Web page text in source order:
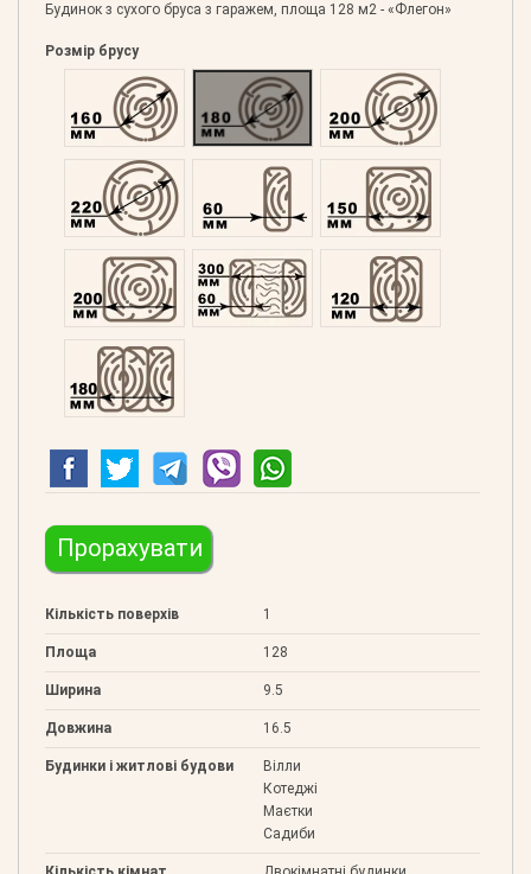
Будинок з сухого бруса з гаражем, площа 128 м2 - «Флегон»
Розмір брусу
Оциліндрований 160Оциліндрований 180Оциліндрований 200
Оциліндрований 220Профільований 60 Профільований 150
Профільований 200Подвійний 300 Клеєний 120
Клеєний 180
Прорахувати
Кількість поверхів 1
Площа 128
Ширина 9.5
Довжина 16.5
Будинки і житлові будови
Вілли
Котеджі
Маєтки
Садиби